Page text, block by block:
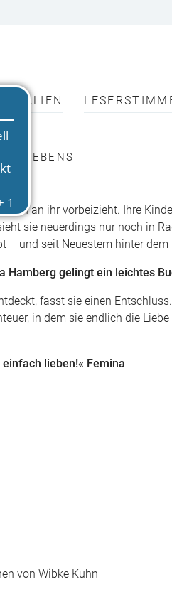
LEBENS
an ihr vorbeizieht. Ihre
sie neuerdings nur noch in
– und seit Neuestem hinter
Hamberg gelingt ein leichtes
fasst sie einen
in dem sie endlich die
lieben!« Femina
von Wibke Kuhn